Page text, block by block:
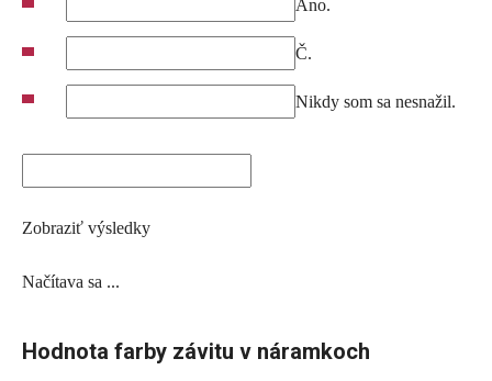
Áno.
Č.
Nikdy som sa nesnažil.
Zobraziť výsledky
Načítava sa ...
Hodnota farby závitu v náramkoch